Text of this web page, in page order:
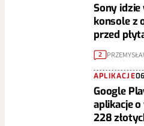
Sony
konsole z
przed
2
APLIKACJE
Google
aplikacje
228